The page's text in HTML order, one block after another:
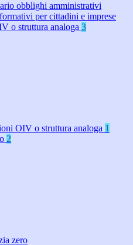
obblighi amministrativi
per cittadini e imprese
o struttura analoga 3
OIV o struttura analoga 1
2
zero